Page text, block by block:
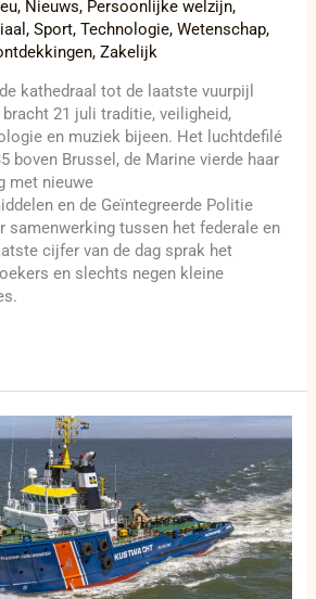
, Nieuws, Persoonlijke welzijn,
,Sport,Technologie,Wetenschap,
,Zakelijk
kathedraal tot de laatste vuurpijl
21 juli traditie, veiligheid,
en muziek bijeen. Het luchtdefilé
boven Brussel, de Marine vierde haar
met nieuwe
en de Geïntegreerde Politie
samenwerking tussen het federale en
cijfer van de dag sprak het
en slechts negen kleine